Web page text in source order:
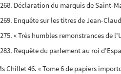
268. Déclaration du marquis de Saint-
269. Enquête sur les titres de Jean-
275. « Très humbles remonstrances de
283. Requête du parlement au roi
Chiflet 46. « Tome 6 de papiers